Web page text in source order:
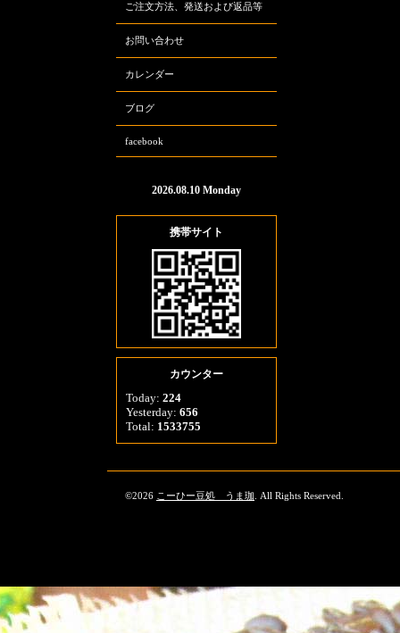
ご注文方法、発送および返品等
お問い合わせ
カレンダー
ブログ
facebook
2026.08.10 Monday
携帯サイト
カウンター
Today: 224
Yesterday: 656
Total: 1533755
©2026 こーひー豆処 うま珈 . All Rights Reserved.